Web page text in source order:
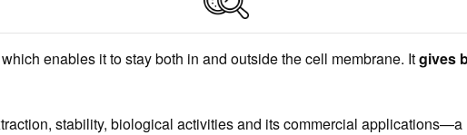
enables it to stay both in and outside the cell membrane. Itgives
stability, biological activities and its commercial